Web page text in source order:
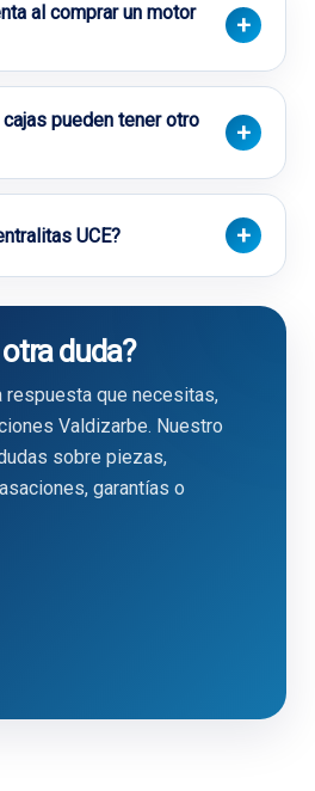
al comprar un motor
pueden tener otro
UCE?
duda?
respuesta que necesitas,
Valdizarbe. Nuestro
sobre piezas,
garantías o